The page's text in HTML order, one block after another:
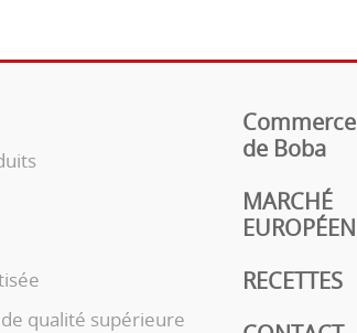
qualité supérieure
Commerce
de Boba
MARCHÉ
EUROPÉEN
RECETTES